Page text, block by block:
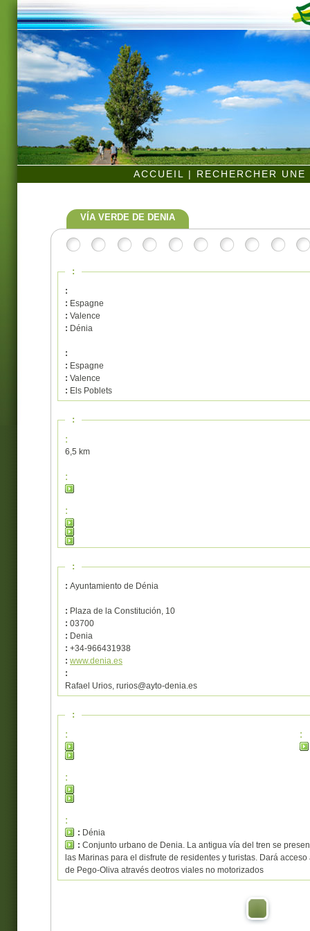
ACCUEIL | RECHERCHER
VÍA VERDE DE DENIA
:
:
: Espagne
: Valence
: Dénia
:
: Espagne
: Valence
: Els Poblets
:
:
6,5 km
:
:
:
: Ayuntamiento de Dénia
: Plaza de la Constitución, 10
: 03700
: Denia
: +34-966431938
: www.denia.es
:
Rafael Urios, rurios@ayto-denia.es
:
:
:
:
:
: Dénia
: Conjunto urbano de Denia. La antigua vía del tren se
las Marinas para el disfrute de residentes y turistas. Dará
de Pego-Oliva através deotros viales no motorizados